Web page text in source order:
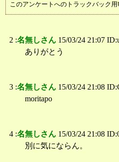
このアンケートへのトラックバック
2 :名無しさん 15/03/24 21:07
ありがとう
3 :名無しさん 15/03/24 21:08
moritapo
4 :名無しさん 15/03/24 21:08
別に気にならん。